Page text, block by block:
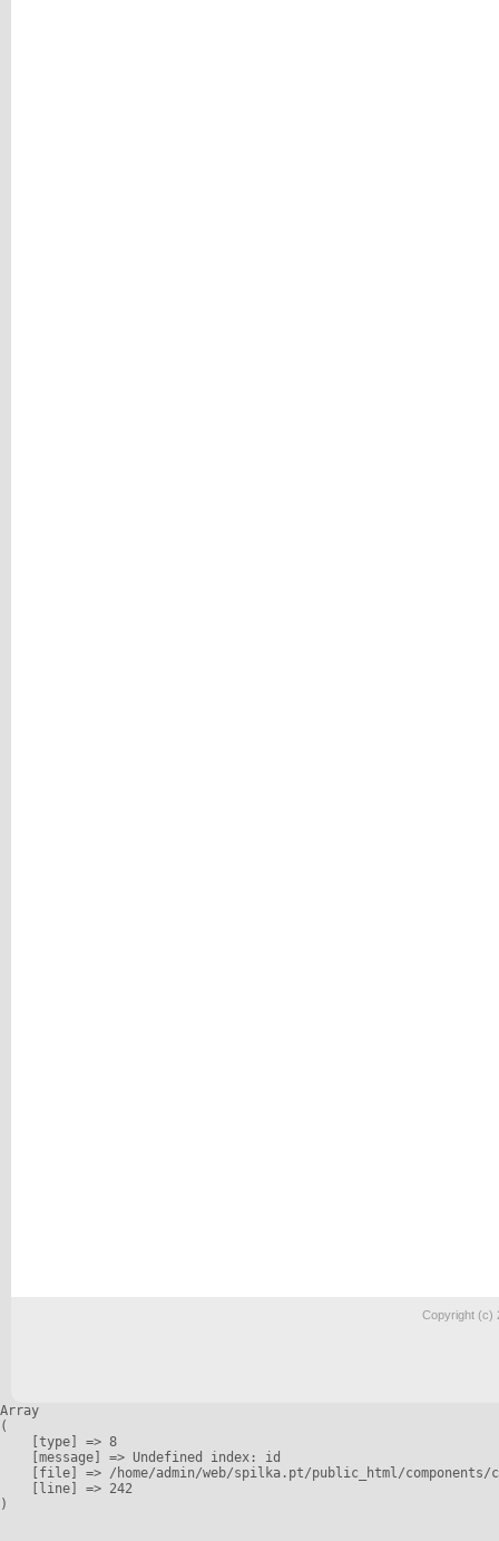
Copyright (c)
Array
(
    [type] => 8
    [message] => Undefined index: id
[file] => /home/admin/web/spilka.pt/public_html/
    [line] => 242